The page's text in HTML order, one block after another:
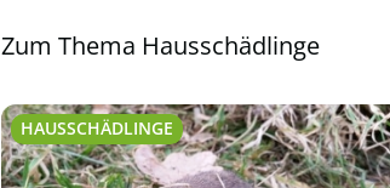
Zum Thema Hausschädlinge
HAUSSCHÄDLINGE